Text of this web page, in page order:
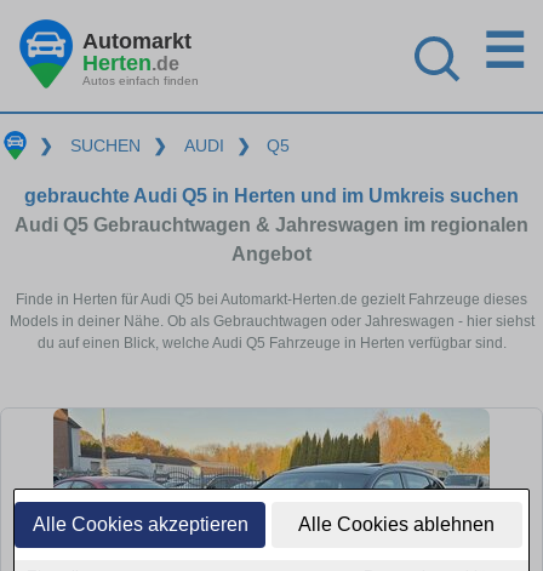
Alle Cookies akzeptieren Alle Cookies ablehnen
Automarkt
Herten.de
Autos einfach finden
☰
❯ SUCHEN ❯ AUDI ❯ Q5
gebrauchte Audi Q5 in Herten und im Umkreis suchen
Audi Q5 Gebrauchtwagen & Jahreswagen im regionalen
Angebot
Finde in Herten für Audi Q5 bei Automarkt-Herten.de gezielt Fahrzeuge dieses
Models in deiner Nähe. Ob als Gebrauchtwagen oder Jahreswagen - hier siehst
du auf einen Blick, welche Audi Q5 Fahrzeuge in Herten verfügbar sind.